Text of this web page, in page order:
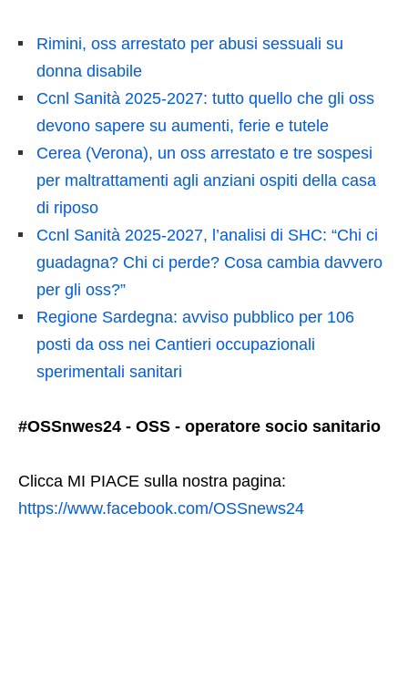
Rimini, oss arrestato per abusi sessuali su
donna disabile
Ccnl Sanità 2025-2027: tutto quello che gli oss
devono sapere su aumenti, ferie e tutele
Cerea (Verona), un oss arrestato e tre sospesi
per maltrattamenti agli anziani ospiti della casa
di riposo
Ccnl Sanità 2025-2027, l’analisi di SHC: “Chi ci
guadagna? Chi ci perde? Cosa cambia davvero
per gli oss?”
Regione Sardegna: avviso pubblico per 106
posti da oss nei Cantieri occupazionali
sperimentali sanitari
#OSSnwes24 - OSS - operatore socio sanitario
Clicca MI PIACE sulla nostra pagina:
https://www.facebook.com/OSSnews24